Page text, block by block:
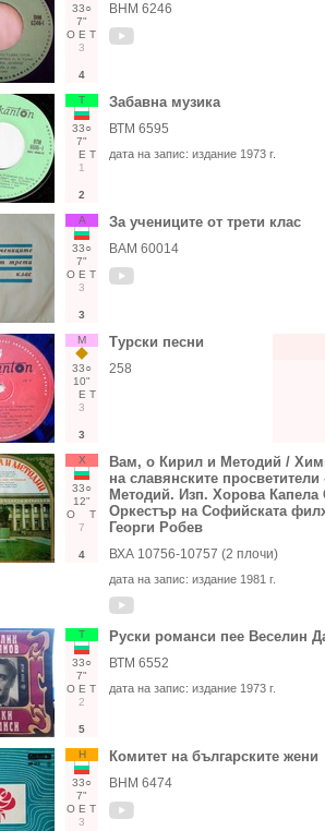
33○
7"
О Е Т
3
4
ВНМ 6246
Т
33○
7"
Е Т
1
2
Забавна музика
ВТМ 6595
дата на запис: издание 1973 г.
А
33○
7"
О Е Т
3
3
За учениците от трети клас
ВАМ 60014
М
33○
10"
Е Т
3
3
Турски песни
258
Х
33○
12"
О
Т
7
4
Вам, о Кирил и Методий /
на славянските
Методий. Изп. Хорова Капела
Оркестър на Софийската
Георги Робев
ВХА 10756-10757 (2 плочи)
дата на запис: издание 1981 г.
Т
33○
7"
О Е Т
2
5
Руски романси пее Веселин
ВТМ 6552
дата на запис: издание 1973 г.
Н
33○
7"
О Е Т
3
Комитет на българските жени
ВНМ 6474